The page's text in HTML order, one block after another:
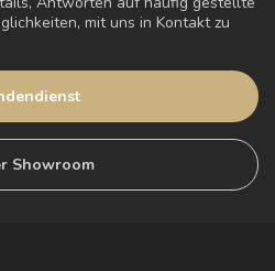
mit uns in Kontakt zu
Showroom